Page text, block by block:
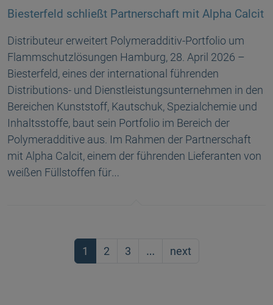
Biesterfeld schließt Partnerschaft mit Alpha Calcit
Distributeur erweitert Polymeradditiv-Portfolio um
Flammschutzlösungen Hamburg, 28. April 2026 –
Biesterfeld, eines der international führenden
Distributions- und Dienstleistungsunternehmen in den
Bereichen Kunststoff, Kautschuk, Spezialchemie und
Inhaltsstoffe, baut sein Portfolio im Bereich der
Polymeradditive aus. Im Rahmen der Partnerschaft
mit Alpha Calcit, einem der führenden Lieferanten von
weißen Füllstoffen für…
1 2 3 … next